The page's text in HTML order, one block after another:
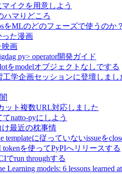
イクを用意しよう
ハマりどころ
をMLのどのフェーズで使うのか？
った漫画
映画
py> operator開発ガイド
をmodelオブジェクトなしでする
工学企画セッションに登壇しまし
ット複数URL対応しました
てnatto-pyにしよう
最近の枕事情
templateに従っていないissueを
tokenを使ってPyPIへリリースする
でrun throughする
Learning models: 6 lessons learned